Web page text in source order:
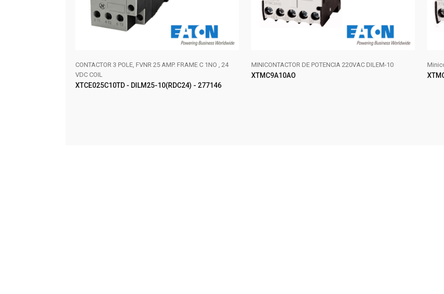
CONTACTOR 3 POLE, FVNR 25 AMP. FRAME C 1NO , 24
VDC COIL
XTCE025C10TD - DILM25-10(RDC24) - 277146
MINICONTACTOR DE POTENCIA 220VAC DILEM-10
XTMC9A10AO